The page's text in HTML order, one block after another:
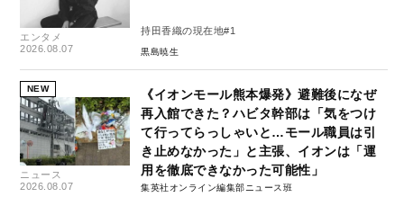
エンタメ
2026.08.07
持田香織の現在地#1
黒島暁生
NEW
ニュース
2026.08.07
《イオンモール熊本爆発》避難後になぜ
再入館できた？ハビタ幹部は「気をつけ
て行ってらっしゃいと…モール職員は引
き止めなかった」と主張、イオンは「運
用を徹底できなかった可能性」
集英社オンライン編集部ニュース班